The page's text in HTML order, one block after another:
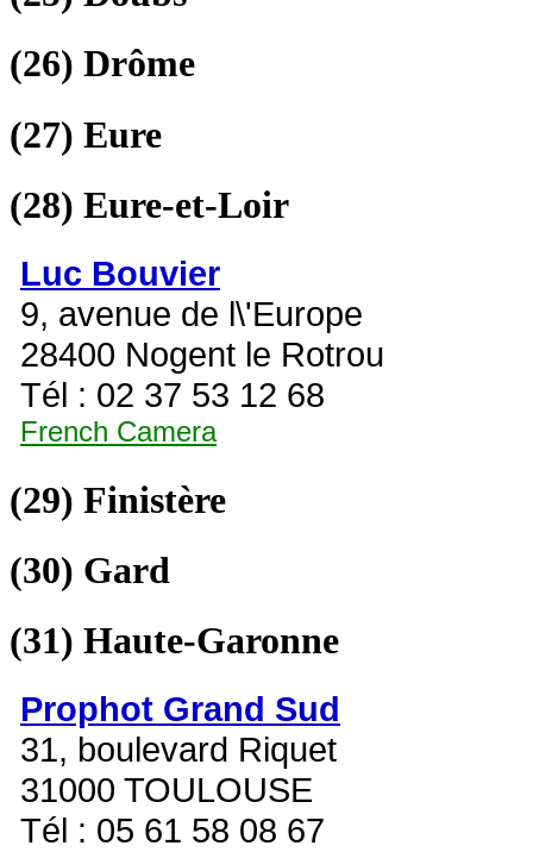
(26) Drôme
(27) Eure
(28) Eure-et-Loir
Luc Bouvier
9, avenue de l\'Europe
28400 Nogent le Rotrou
Tél : 02 37 53 12 68
French Camera
(29) Finistère
(30) Gard
(31) Haute-Garonne
Prophot Grand Sud
31, boulevard Riquet
31000 TOULOUSE
Tél : 05 61 58 08 67